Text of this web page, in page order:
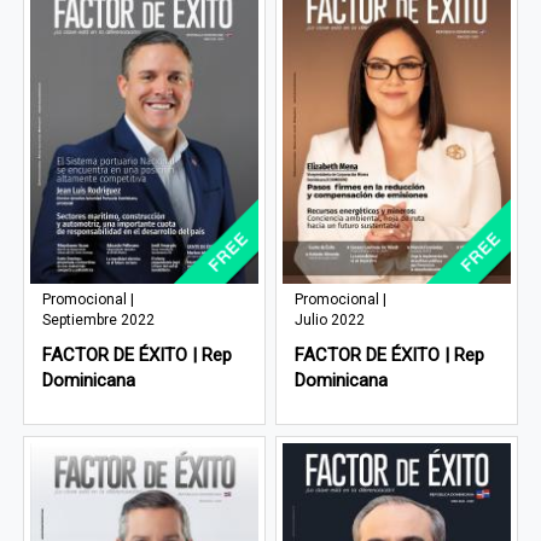
Promocional |
Septiembre 2022
FACTOR DE ÉXITO | Rep
Dominicana
Promocional |
Julio 2022
FACTOR DE ÉXITO | Rep
Dominicana